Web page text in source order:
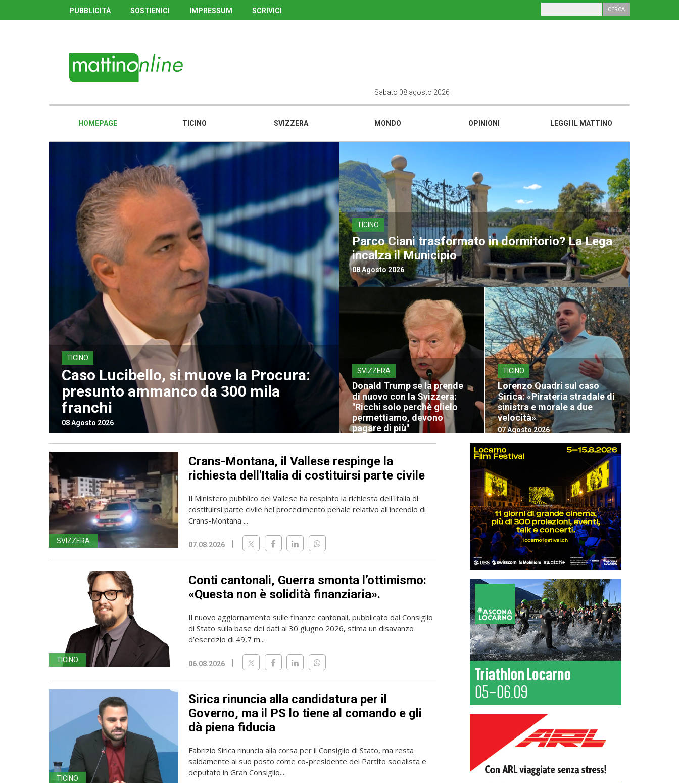
PUBBLICITÀ SOSTIENICI IMPRESSUM SCRIVICI
Sabato 08 agosto 2026
HOMEPAGE TICINO SVIZZERA MONDO OPINIONI LEGGI IL MATTINO
TICINO
Caso Lucibello, si muove la Procura:
presunto ammanco da 300 mila
franchi
08 Agosto 2026
TICINO
Parco Ciani trasformato in dormitorio? La Lega
incalza il Municipio
08 Agosto 2026
SVIZZERA
Donald Trump se la prende
di nuovo con la Svizzera:
"Ricchi solo perchè glielo
permettiamo, devono
pagare di più"
TICINO
Lorenzo Quadri sul caso
Sirica: «Pirateria stradale di
sinistra e morale a due
velocità»
07 Agosto 2026
SVIZZERA
Crans-Montana, il Vallese respinge la
richiesta dell'Italia di costituirsi parte civile
Il Ministero pubblico del Vallese ha respinto la richiesta dell'Italia di
costituirsi parte civile nel procedimento penale relativo all'incendio di
Crans-Montana ...
07.08.2026
TICINO
Conti cantonali, Guerra smonta l’ottimismo:
«Questa non è solidità finanziaria».
Il nuovo aggiornamento sulle finanze cantonali, pubblicato dal Consiglio
di Stato sulla base dei dati al 30 giugno 2026, stima un disavanzo
d’esercizio di 49,7 m...
06.08.2026
TICINO
Sirica rinuncia alla candidatura per il
Governo, ma il PS lo tiene al comando e gli
dà piena fiducia
Fabrizio Sirica rinuncia alla corsa per il Consiglio di Stato, ma resta
saldamente al suo posto come co-presidente del Partito socialista e
deputato in Gran Consiglio....